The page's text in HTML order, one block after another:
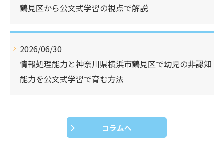
鶴見区から公文式学習の視点で解説
2026/06/30
情報処理能力と神奈川県横浜市鶴見区で幼児の非認知
能力を公文式学習で育む方法
コラムへ